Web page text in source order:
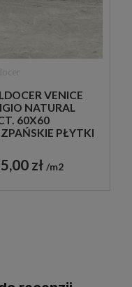
VENICE
NATURAL
60X60
PŁYTKI
zł m2